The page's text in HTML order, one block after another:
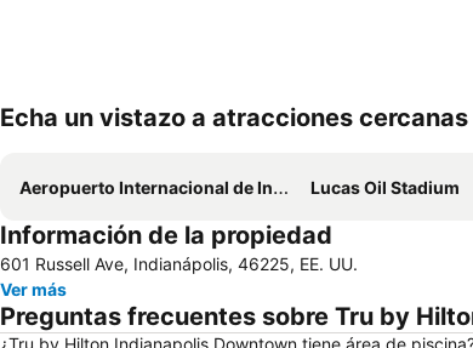
Echa un vistazo a atracciones cercanas
Aeropuerto Internacional de Indianapolis Lucas Oil Stadium
Información de la propiedad
601 Russell Ave, Indianápolis, 46225, EE. UU.
Ver más
Preguntas frecuentes sobre Tru by